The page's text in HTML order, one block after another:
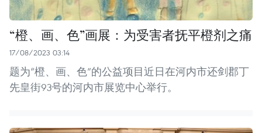
“橙、画、色”画展：为受害者抚平橙剂之痛
17/08/2023 03:14
题为“橙、画、色”的公益项目近日在河内市还剑郡丁
先皇街93号的河内市展览中心举行。